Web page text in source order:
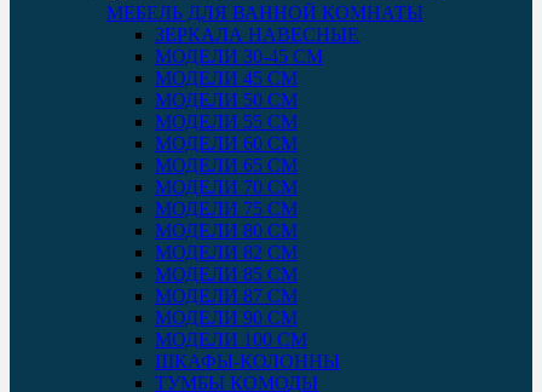
МЕБЕЛЬ ДЛЯ ВАННОЙ КОМНАТЫ
ЗЕРКАЛА НАВЕСНЫЕ
МОДЕЛИ 30-45 СМ
МОДЕЛИ 45 СМ
МОДЕЛИ 50 СМ
МОДЕЛИ 55 СМ
МОДЕЛИ 60 СМ
МОДЕЛИ 65 СМ
МОДЕЛИ 70 СМ
МОДЕЛИ 75 СМ
МОДЕЛИ 80 СМ
МОДЕЛИ 82 СМ
МОДЕЛИ 85 СМ
МОДЕЛИ 87 СМ
МОДЕЛИ 90 СМ
МОДЕЛИ 100 СМ
ШКАФЫ-КОЛОННЫ
ТУМБЫ КОМОДЫ